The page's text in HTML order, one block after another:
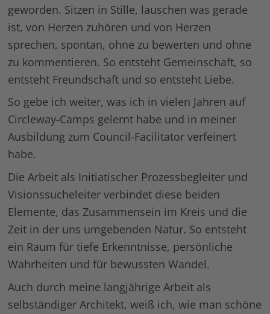
geworden. Sitzen in Stille, lauschen was gerade
ist, von Herzen zuhören und von Herzen
sprechen, spontan, ohne zu bewerten und ohne
zu kommentieren. So entsteht Gemeinschaft, so
entsteht Freundschaft und so entsteht Liebe.
So gebe ich weiter, was ich in vielen Jahren auf
Circleway-Camps gelernt habe und in meiner
Ausbildung zum Council-Facilitator verfeinert
habe.
Die Arbeit als Initiatischer Prozessbegleiter und
Visionssucheleiter verbindet diese beiden
Elemente, das Zusammensein im Kreis und die
Zeit in der uns umgebenden Natur. So entsteht
ein Raum für tiefe Erkenntnisse, persönliche
Wahrheiten und für bewussten Wandel.
Auch durch meine langjährige Arbeit als
selbständiger Architekt, weiß ich, wie man schöne